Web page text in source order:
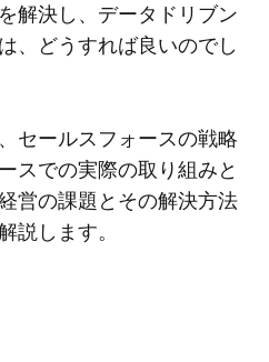
解決し、データドリブン
、どうすれば良いのでし
セールスフォースの戦略
スでの実際の取り組みと
営の課題とその解決方法
説します。